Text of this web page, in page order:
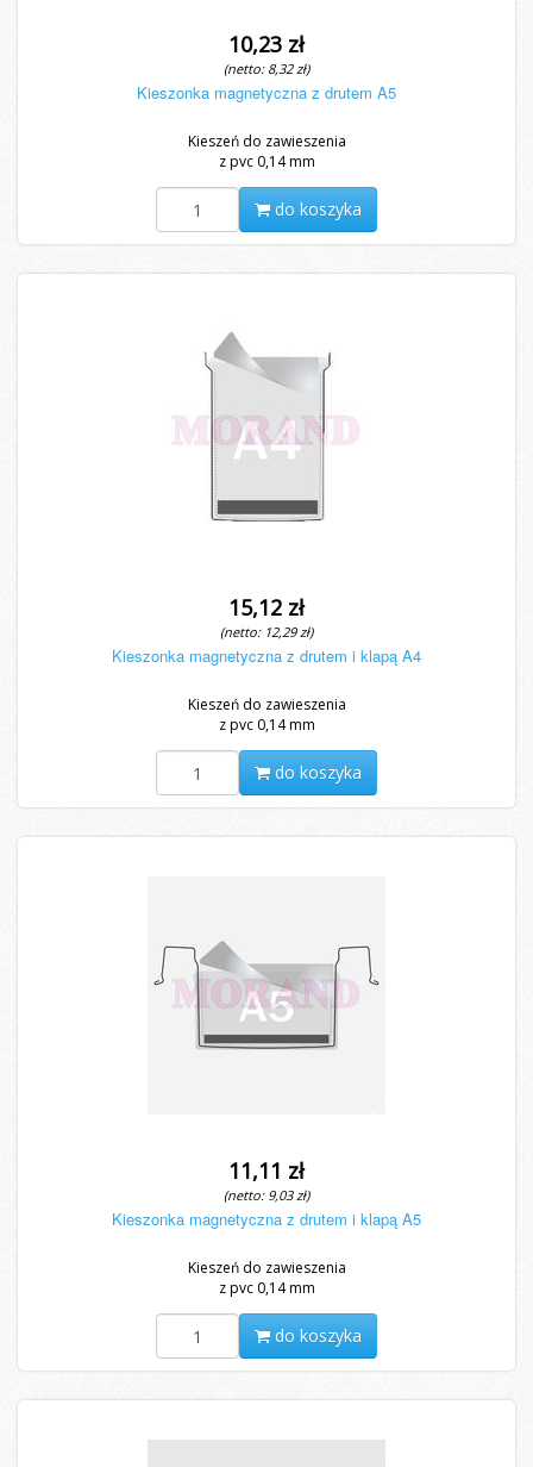
10,23 zł
(netto: 8,32 zł)
Kieszonka magnetyczna z drutem A5
Kieszeń do zawieszenia
z pvc 0,14 mm
do koszyka
15,12 zł
(netto: 12,29 zł)
Kieszonka magnetyczna z drutem i klapą A4
Kieszeń do zawieszenia
z pvc 0,14 mm
do koszyka
11,11 zł
(netto: 9,03 zł)
Kieszonka magnetyczna z drutem i klapą A5
Kieszeń do zawieszenia
z pvc 0,14 mm
do koszyka